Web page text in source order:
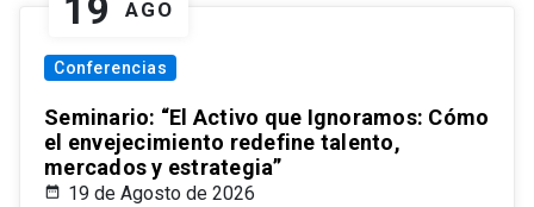
19 AGO
Conferencias
Seminario: “El Activo que Ignoramos: Cómo
el envejecimiento redefine talento,
mercados y estrategia”
19 de Agosto de 2026